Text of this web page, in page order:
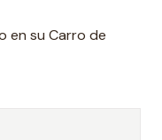
en su Carro de